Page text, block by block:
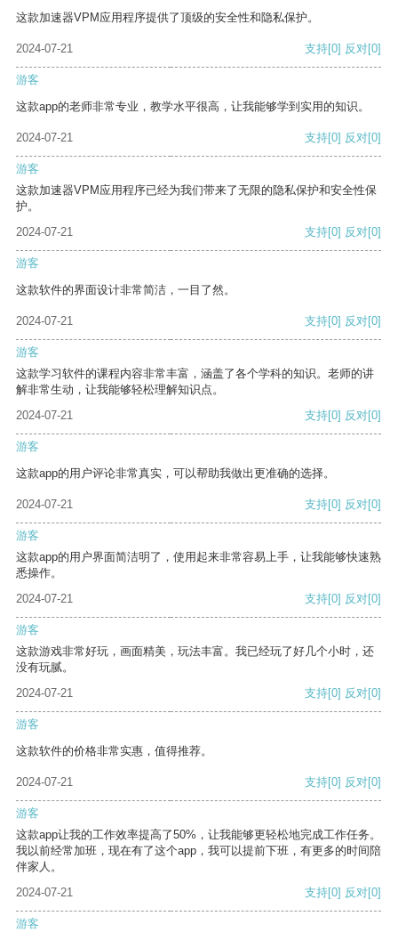
这款加速器VPM应用程序提供了顶级的安全性和隐私保护。
2024-07-21 支持[0] 反对[0]
游客
这款app的老师非常专业，教学水平很高，让我能够学到实用的知识。
2024-07-21 支持[0] 反对[0]
游客
这款加速器VPM应用程序已经为我们带来了无限的隐私保护和安全性保
护。
2024-07-21
支持[0] 反对[0]
游客
这款软件的界面设计非常简洁，一目了然。
2024-07-21 支持[0] 反对[0]
游客
这款学习软件的课程内容非常丰富，涵盖了各个学科的知识。老师的讲
解非常生动，让我能够轻松理解知识点。
2024-07-21
支持[0] 反对[0]
游客
这款app的用户评论非常真实，可以帮助我做出更准确的选择。
2024-07-21 支持[0] 反对[0]
游客
这款app的用户界面简洁明了，使用起来非常容易上手，让我能够快速熟
悉操作。
2024-07-21
支持[0] 反对[0]
游客
这款游戏非常好玩，画面精美，玩法丰富。我已经玩了好几个小时，还
没有玩腻。
2024-07-21
支持[0] 反对[0]
游客
这款软件的价格非常实惠，值得推荐。
2024-07-21 支持[0] 反对[0]
游客
这款app让我的工作效率提高了50%，让我能够更轻松地完成工作任务。
我以前经常加班，现在有了这个app，我可以提前下班，有更多的时间陪
伴家人。
2024-07-21
支持[0] 反对[0]
游客